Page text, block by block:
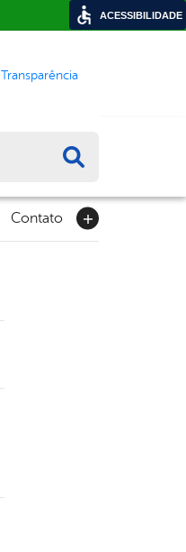
Transparência
Contato
ACESSIBILIDADE